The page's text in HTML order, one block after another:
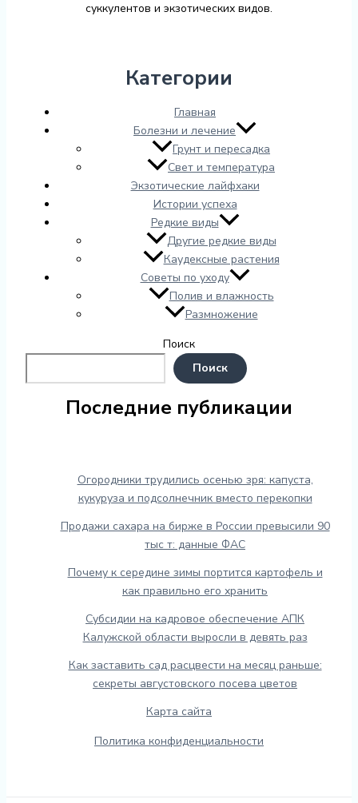
суккулентов и экзотических видов.
Категории
Главная
Болезни и лечение
Грунт и пересадка
Свет и температура
Экзотические лайфхаки
Истории успеха
Редкие виды
Другие редкие виды
Каудексные растения
Советы по уходу
Полив и влажность
Размножение
Поиск
Поиск
Последние публикации
Огородники трудились осенью зря: капуста,
кукуруза и подсолнечник вместо перекопки
Продажи сахара на бирже в России превысили 90
тыс т: данные ФАС
Почему к середине зимы портится картофель и
как правильно его хранить
Субсидии на кадровое обеспечение АПК
Калужской области выросли в девять раз
Как заставить сад расцвести на месяц раньше:
секреты августовского посева цветов
Карта сайта
Политика конфиденциальности